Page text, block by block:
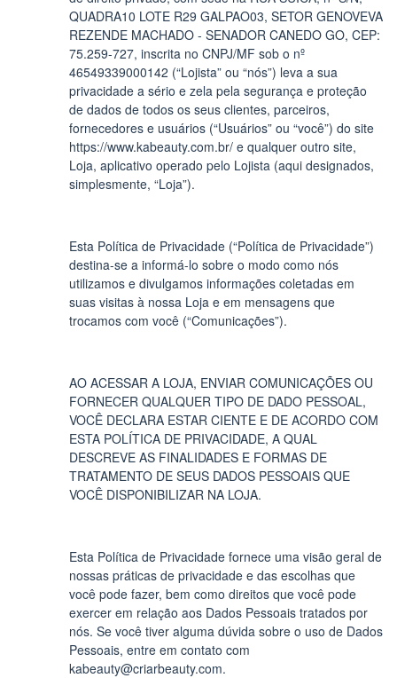
QUADRA10 LOTE R29 GALPAO03, SETOR GENOVEVA
REZENDE MACHADO - SENADOR CANEDO GO, CEP:
75.259-727, inscrita no CNPJ/MF sob o nº
46549339000142 (“Lojista” ou “nós”) leva a sua
privacidade a sério e zela pela segurança e proteção
de dados de todos os seus clientes, parceiros,
fornecedores e usuários (“Usuários” ou “você”) do site
https://www.kabeauty.com.br/ e qualquer outro site,
Loja, aplicativo operado pelo Lojista (aqui designados,
simplesmente, “Loja”).
Esta Política de Privacidade (“Política de Privacidade”)
destina-se a informá-lo sobre o modo como nós
utilizamos e divulgamos informações coletadas em
suas visitas à nossa Loja e em mensagens que
trocamos com você (“Comunicações”).
AO ACESSAR A LOJA, ENVIAR COMUNICAÇÕES OU
FORNECER QUALQUER TIPO DE DADO PESSOAL,
VOCÊ DECLARA ESTAR CIENTE E DE ACORDO COM
ESTA POLÍTICA DE PRIVACIDADE, A QUAL
DESCREVE AS FINALIDADES E FORMAS DE
TRATAMENTO DE SEUS DADOS PESSOAIS QUE
VOCÊ DISPONIBILIZAR NA LOJA.
Esta Política de Privacidade fornece uma visão geral de
nossas práticas de privacidade e das escolhas que
você pode fazer, bem como direitos que você pode
exercer em relação aos Dados Pessoais tratados por
nós. Se você tiver alguma dúvida sobre o uso de Dados
Pessoais, entre em contato com
kabeauty@criarbeauty.com.